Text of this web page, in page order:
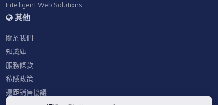
Intelligent Web Solutions
其他
關於我們
知識庫
服務條款
私隱政策
遠距銷售協議